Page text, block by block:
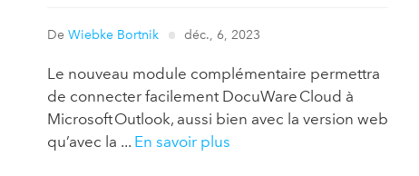
De Wiebke Bortnik déc., 6, 2023
Le nouveau module complémentaire permettra
de connecter facilement DocuWare Cloud à
Microsoft Outlook, aussi bien avec la version web
qu’avec la ... En savoir plus